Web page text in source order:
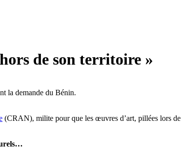
de son territoire »
la demande du Bénin.
(CRAN), milite pour que les œuvres d’art, pillées lors de